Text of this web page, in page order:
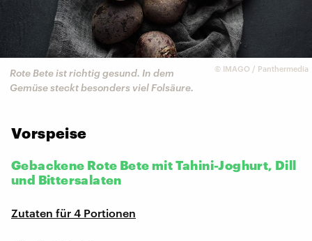
© IMAGO / Panthermedia
Rote Bete ist richtig gesund. In dem
Gemüse steckt besonders viel Folsäure.
Vorspeise
Gebackene Rote Bete mit Tahini-Joghurt, Dill
und Bittersalaten
Zutaten für 4 Portionen